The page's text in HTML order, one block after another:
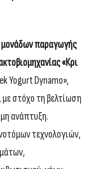
μονάδων παραγωγής
«Κρι
Yogurt Dynamo»,
στόχο τη βελτίωση
ανάπτυξη.
τεχνολογιών,